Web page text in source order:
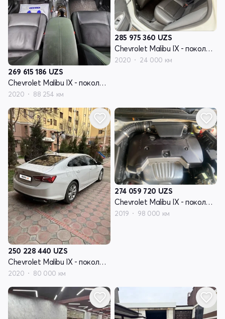
269 615 186 UZS
Chevrolet Malibu IX - поколение рестайлинг
2020 88 254 км
285 975 360 UZS
Chevrolet Malibu IX - поколение рестайлинг
2020 24 000 км
250 228 440 UZS
Chevrolet Malibu IX - поколение рестайлинг
2020 80 000 км
274 059 720 UZS
Chevrolet Malibu IX - поколение рестайлинг
2019 98 000 км